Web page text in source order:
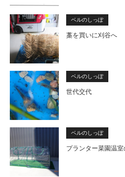
ベルのしっぽ
藁を買いに刈谷へ
ベルのしっぽ
世代交代
ベルのしっぽ
プランター菜園温